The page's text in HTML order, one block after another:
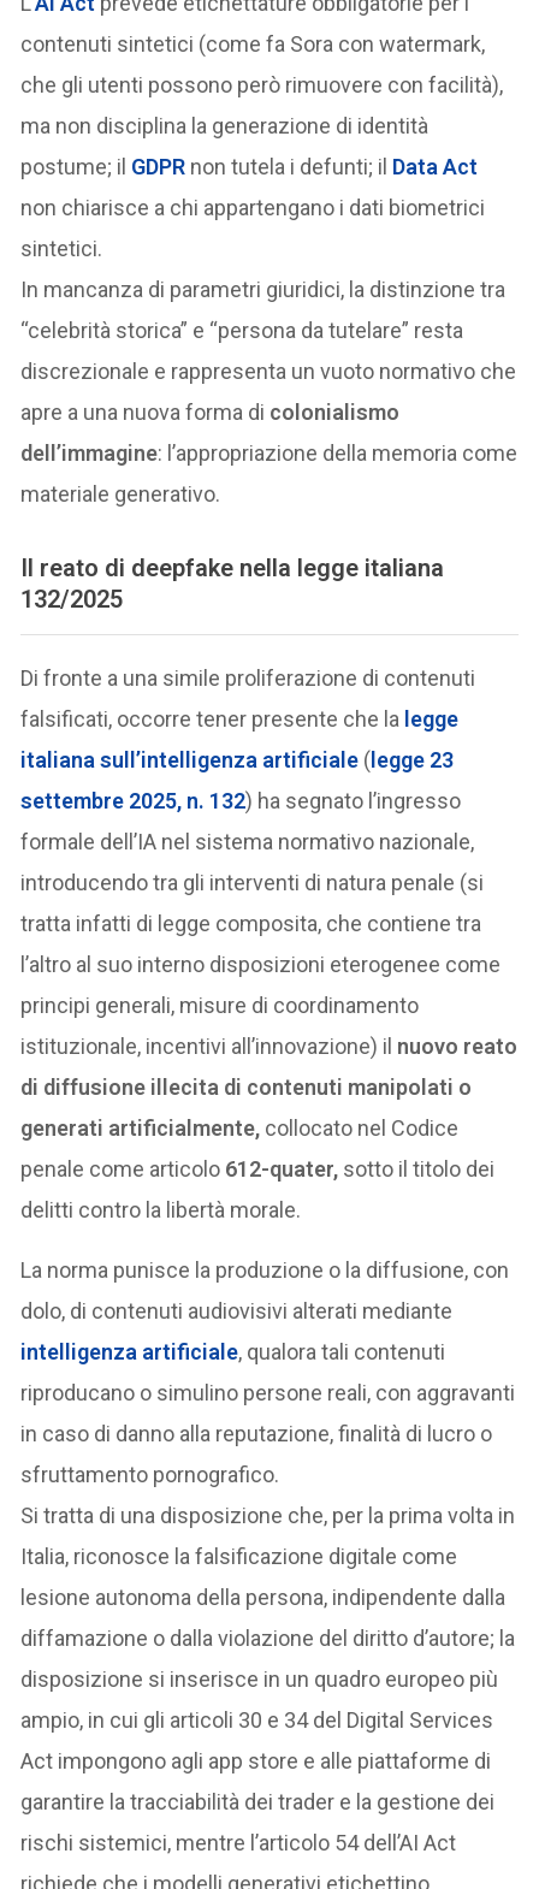
contenuti sintetici (come fa Sora con watermark,
che gli utenti possono però rimuovere con facilità),
ma non disciplina la generazione di identità
postume; il GDPR non tutela i defunti; il Data Act
non chiarisce a chi appartengano i dati biometrici
sintetici.
In mancanza di parametri giuridici, la distinzione tra
“celebrità storica” e “persona da tutelare” resta
discrezionale e rappresenta un vuoto normativo che
apre a una nuova forma di colonialismo
dell’immagine: l’appropriazione della memoria come
materiale generativo.
Il reato di deepfake nella legge italiana
132/2025
Di fronte a una simile proliferazione di contenuti
falsificati, occorre tener presente che la legge
italiana sull’intelligenza artificiale (legge 23
settembre 2025, n. 132) ha segnato l’ingresso
formale dell’IA nel sistema normativo nazionale,
introducendo tra gli interventi di natura penale (si
tratta infatti di legge composita, che contiene tra
l’altro al suo interno disposizioni eterogenee come
principi generali, misure di coordinamento
istituzionale, incentivi all’innovazione) il nuovo reato
di diffusione illecita di contenuti manipolati o
generati artificialmente, collocato nel Codice
penale come articolo 612-quater, sotto il titolo dei
delitti contro la libertà morale.
La norma punisce la produzione o la diffusione, con
dolo, di contenuti audiovisivi alterati mediante
intelligenza artificiale, qualora tali contenuti
riproducano o simulino persone reali, con aggravanti
in caso di danno alla reputazione, finalità di lucro o
sfruttamento pornografico.
Si tratta di una disposizione che, per la prima volta in
Italia, riconosce la falsificazione digitale come
lesione autonoma della persona, indipendente dalla
diffamazione o dalla violazione del diritto d’autore; la
disposizione si inserisce in un quadro europeo più
ampio, in cui gli articoli 30 e 34 del Digital Services
Act impongono agli app store e alle piattaforme di
garantire la tracciabilità dei trader e la gestione dei
rischi sistemici, mentre l’articolo 54 dell’AI Act
richiede che i modelli generativi etichettino